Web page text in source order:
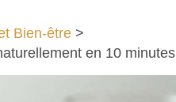
Bien-être
en 10 minutes